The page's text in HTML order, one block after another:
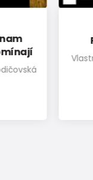
Podšívky
Vlastnosti